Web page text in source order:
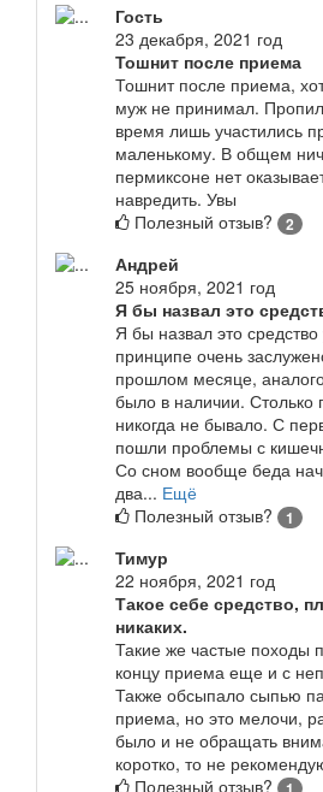
Гость
23 декабря, 2021 год
Тошнит после приема
Тошнит после приема,
муж не принимал.
время лишь участились
маленькому. В общем
пермиксоне нет
навредить. Увы
Полезный отзыв?
2
Андрей
25 ноября, 2021 год
Я бы назвал это
Я бы назвал это
принципе очень
прошлом месяце,
было в наличии.
никогда не бывало. С
пошли проблемы с
Со сном вообще беда
два... Ещё
Полезный отзыв?
1
Тимур
22 ноября, 2021 год
Такое себе средство,
никаких.
Такие же частые походы
концу приема еще и с
Также обсыпало сыпью
приема, но это мелочи,
было и не обращать
коротко, то не
Полезный отзыв?